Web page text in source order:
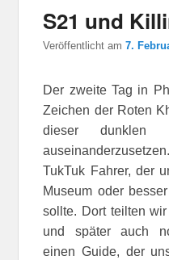
S21 und
Veröffentlicht am7.
Der zweite Tag in
Zeichen der Roten
dieser dunklen
TukTuk Fahrer, der
Museum oder
sollte. Dort teilten
und später auch
einen Guide, der